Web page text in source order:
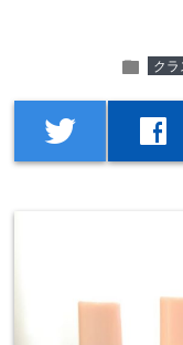
folder クラ
twitter facebook